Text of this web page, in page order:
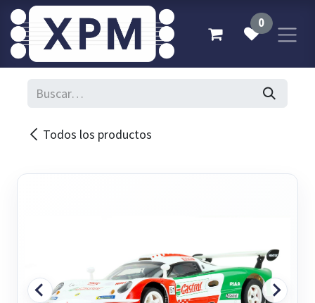
Ir al contenido
0
Todos los productos